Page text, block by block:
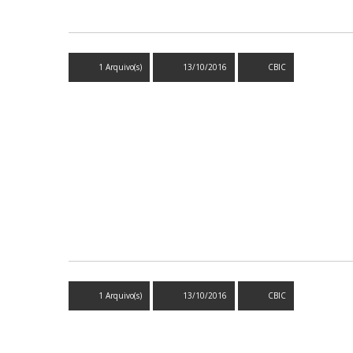
1 Arquivo(s) 13/10/2016 CBIC
1 Arquivo(s) 13/10/2016 CBIC